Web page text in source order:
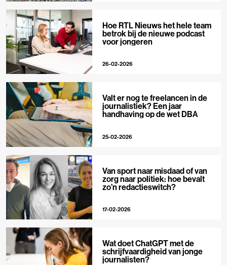
Hoe RTL Nieuws het hele team
betrok bij de nieuwe podcast
voor jongeren
26-02-2026
Valt er nog te freelancen in de
journalistiek? Een jaar
handhaving op de wet DBA
25-02-2026
Van sport naar misdaad of van
zorg naar politiek: hoe bevalt
zo’n redactieswitch?
17-02-2026
Wat doet ChatGPT met de
schrijfvaardigheid van jonge
journalisten?